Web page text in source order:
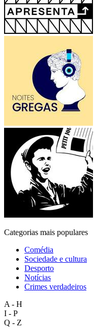
Categorias mais populares
Comédia
Sociedade e cultura
Desporto
Notícias
Crimes verdadeiros
A - H
I - P
Q - Z